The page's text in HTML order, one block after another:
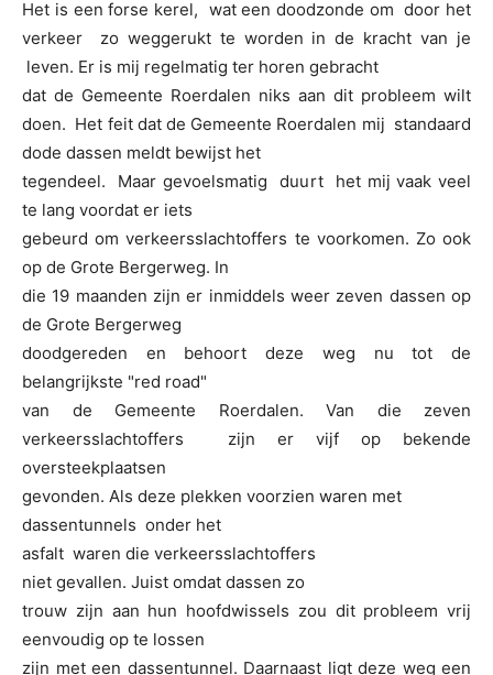
Het is een forse kerel, wat een doodzonde om door het
verkeer zo weggerukt te worden in de kracht van je
leven. Er is mij regelmatig ter horen gebracht
dat de Gemeente Roerdalen niks aan dit probleem wilt
doen. Het feit dat de Gemeente Roerdalen mij standaard
dode dassen meldt bewijst het
tegendeel. Maar gevoelsmatig duurt het mij vaak veel
te lang voordat er iets
gebeurd om verkeersslachtoffers te voorkomen. Zo ook
op de Grote Bergerweg. In
die 19 maanden zijn er inmiddels weer zeven dassen op
de Grote Bergerweg
doodgereden en behoort deze weg nu tot de
belangrijkste "red road"
van de Gemeente Roerdalen. Van die zeven
verkeersslachtoffers zijn er vijf op bekende
oversteekplaatsen
gevonden. Als deze plekken voorzien waren met
dassentunnels onder het
asfalt waren die verkeersslachtoffers
niet gevallen. Juist omdat dassen zo
trouw zijn aan hun hoofdwissels zou dit probleem vrij
eenvoudig op te lossen
zijn met een dassentunnel. Daarnaast ligt deze weg een